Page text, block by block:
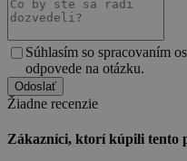
Súhlasím so spracovaním
odpovede na otázku.
Žiadne recenzie
Zákazníci, ktorí kúpili tento